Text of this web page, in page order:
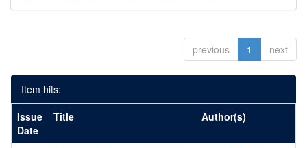
previous 1 next
Item hits:
Issue
Date
Title Author(s)